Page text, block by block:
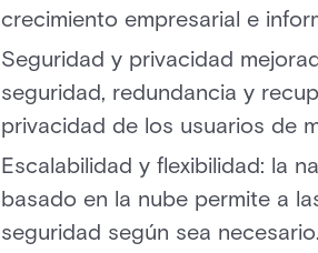
crecimiento empresarial e
Seguridad y privacidad
seguridad, redundancia y
privacidad de los usuarios de
Escalabilidad y flexibilidad: la
basado en la nube permite a
seguridad según sea necesario.